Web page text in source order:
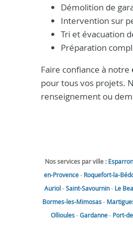
Démolition de
Intervention sur
Tri et évacuation
Préparation
Faire confiance à notre
pour tous vos projets.
renseignement ou
Nos services par ville : Esparron
en-Provence- Roquefort-la-
Auriol-Saint-Savournin- Le
Bormes-les-Mimosas-
Ollioules-Gardanne- Port-